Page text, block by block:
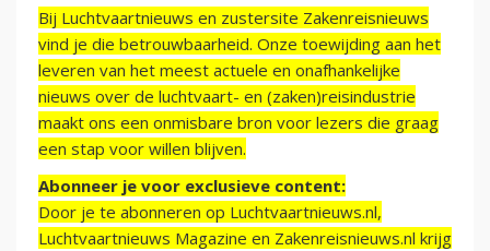
Bij Luchtvaartnieuws en zustersite Zakenreisnieuws
vind je die betrouwbaarheid. Onze toewijding aan het
leveren van het meest actuele en onafhankelijke
nieuws over de luchtvaart- en (zaken)reisindustrie
maakt ons een onmisbare bron voor lezers die graag
een stap voor willen blijven.
Abonneer je voor exclusieve content:
Door je te abonneren op Luchtvaartnieuws.nl,
Luchtvaartnieuws Magazine en Zakenreisnieuws.nl krijg